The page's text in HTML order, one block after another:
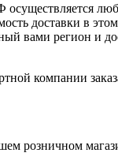
осуществляется
доставки в
вами регион и
компании
розничном